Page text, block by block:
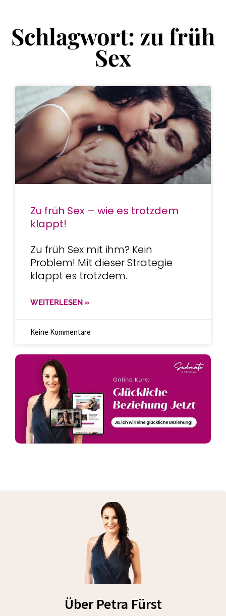
Schlagwort: zu früh
Sex
Zu früh Sex – wie es trotzdem
klappt!
Zu früh Sex mit ihm? Kein
Problem! Mit dieser Strategie
klappt es trotzdem.
WEITERLESEN »
Keine Kommentare
Über Petra Fürst